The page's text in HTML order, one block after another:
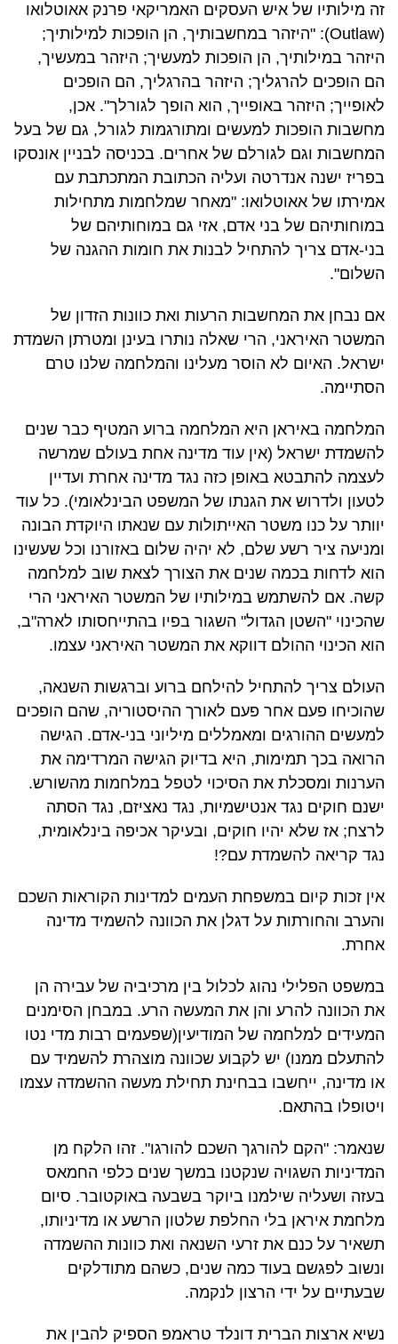
זה מילותיו של איש העסקים האמריקאי פרנק אאוטלואו
(Outlaw): "היזהר במחשבותיך, הן הופכות למילותיך;
היזהר במילותיך, הן הופכות למעשיך; היזהר במעשיך,
הם הופכים להרגליך; היזהר בהרגליך, הם הופכים
לאופייך; היזהר באופייך, הוא הופך לגורלך". אכן,
מחשבות הופכות למעשים ומתורגמות לגורל, גם של בעל
המחשבות וגם לגורלם של אחרים. בכניסה לבניין אונסקו
בפריז ישנה אנדרטה ועליה הכתובת המתכתבת עם
אמירתו של אאוטלואו: "מאחר שמלחמות מתחילות
במוחותיהם של בני אדם, אזי גם במוחותיהם של
בני-אדם צריך להתחיל לבנות את חומות ההגנה של
השלום".
אם נבחן את המחשבות הרעות ואת כוונות הזדון של
המשטר האיראני, הרי שאלה נותרו בעינן ומטרתן השמדת
ישראל. האיום לא הוסר מעלינו והמלחמה שלנו טרם
הסתיימה.
המלחמה באיראן היא המלחמה ברוע המטיף כבר שנים
להשמדת ישראל (אין עוד מדינה אחת בעולם שמרשה
לעצמה להתבטא באופן כזה נגד מדינה אחרת ועדיין
לטעון ולדרוש את הגנתו של המשפט הבינלאומי). כל עוד
יוותר על כנו משטר האייתולות עם שנאתו היוקדת הבונה
ומניעה ציר רשע שלם, לא יהיה שלום באזורנו וכל שעשינו
הוא לדחות בכמה שנים את הצורך לצאת שוב למלחמה
קשה. אם להשתמש במילותיו של המשטר האיראני הרי
שהכינוי "השטן הגדול" השגור בפיו בהתייחסותו לארה"ב,
הוא הכינוי ההולם דווקא את המשטר האיראני עצמו.
העולם צריך להתחיל להילחם ברוע וברגשות השנאה,
שהוכיחו פעם אחר פעם לאורך ההיסטוריה, שהם הופכים
למעשים ההורגים ומאמללים מיליוני בני-אדם. הגישה
הרואה בכך תמימות, היא בדיוק הגישה המרדימה את
הערנות ומסכלת את הסיכוי לטפל במלחמות מהשורש.
ישנם חוקים נגד אנטישמיות, נגד נאציזם, נגד הסתה
לרצח; אז שלא יהיו חוקים, ובעיקר אכיפה בינלאומית,
נגד קריאה להשמדת עם?!
אין זכות קיום במשפחת העמים למדינות הקוראות השכם
והערב והחורתות על דגלן את הכוונה להשמיד מדינה
אחרת.
במשפט הפלילי נהוג לכלול בין מרכיביה של עבירה הן
את הכוונה להרע והן את המעשה הרע. במבחן הסימנים
המעידים למלחמה של המודיעין(שפעמים רבות מדי נטו
להתעלם ממנו) יש לקבוע שכוונה מוצהרת להשמיד עם
או מדינה, ייחשבו בבחינת תחילת מעשה ההשמדה עצמו
ויטופלו בהתאם.
שנאמר: "הקם להורגך השכם להורגו". זהו הלקח מן
המדיניות השגויה שנקטנו במשך שנים כלפי החמאס
בעזה ושעליה שילמנו ביוקר בשבעה באוקטובר. סיום
מלחמת איראן בלי החלפת שלטון הרשע או מדיניותו,
תשאיר על כנם את זרעי השנאה ואת כוונות ההשמדה
ונשוב לפגשם בעוד כמה שנים, כשהם מתודלקים
שבעתיים על ידי הרצון לנקמה.
נשיא ארצות הברית דונלד טראמפ הספיק להבין את